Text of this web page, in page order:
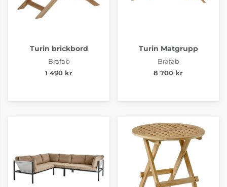
Turin brickbord
Brafab
1 490 kr
Turin Matgrupp
Brafab
8 700 kr